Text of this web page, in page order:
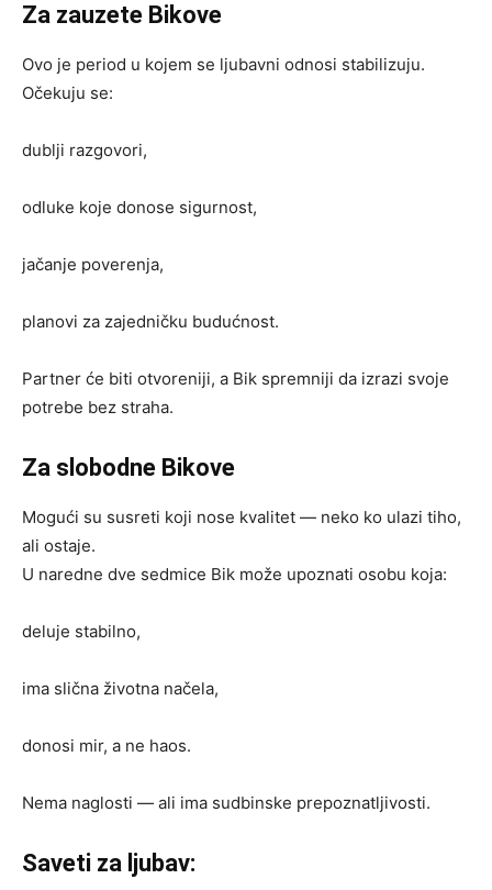
Za zauzete Bikove
Ovo je period u kojem se ljubavni odnosi stabilizuju.
Očekuju se:
dublji razgovori,
odluke koje donose sigurnost,
jačanje poverenja,
planovi za zajedničku budućnost.
Partner će biti otvoreniji, a Bik spremniji da izrazi svoje
potrebe bez straha.
Za slobodne Bikove
Mogući su susreti koji nose kvalitet — neko ko ulazi tiho,
ali ostaje.
U naredne dve sedmice Bik može upoznati osobu koja:
deluje stabilno,
ima slična životna načela,
donosi mir, a ne haos.
Nema naglosti — ali ima sudbinske prepoznatljivosti.
Saveti za ljubav: